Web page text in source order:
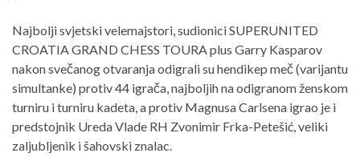
Najbolji svjetski velemajstori, sudionici SUPERUNITED
CROATIA GRAND CHESS TOURA plus Garry Kasparov
nakon svečanog otvaranja odigrali su hendikep meč (varijantu
simultanke) protiv 44 igrača, najboljih na odigranom ženskom
turniru i turniru kadeta, a protiv Magnusa Carlsena igrao je i
predstojnik Ureda Vlade RH Zvonimir Frka-Petešić, veliki
zaljubljenik i šahovski znalac.